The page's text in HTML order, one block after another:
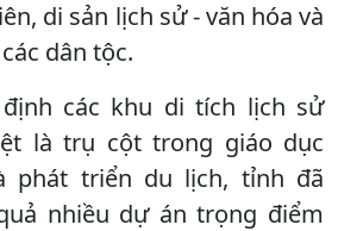
di sản lịch sử - văn hóa và
dân tộc.
các khu di tích lịch sử
là trụ cột trong giáo dục
phát triển du lịch, tỉnh đã
nhiều dự án trọng điểm